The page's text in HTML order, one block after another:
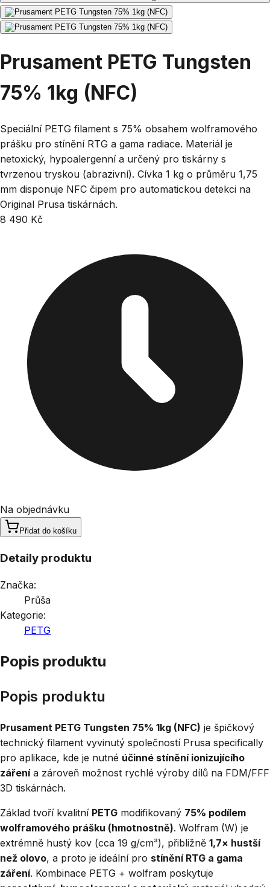
Prusament PETG Tungsten
75% 1kg (NFC)
Speciální PETG filament s 75% obsahem wolframového
prášku pro stínění RTG a gama radiace. Materiál je
netoxický, hypoalergenní a určený pro tiskárny s
tvrzenou tryskou (abrazivní). Cívka 1 kg o průměru 1,75
mm disponuje NFC čipem pro automatickou detekci na
Original Prusa tiskárnách.
8 490 Kč
Na objednávku
Přidat do košíku
Detaily produktu
Značka:
Průša
Kategorie:
PETG
Popis produktu
Popis produktu
Prusament PETG Tungsten 75% 1kg (NFC) je špičkový
technický filament vyvinutý společností Prusa specifically
pro aplikace, kde je nutné účinné stínění ionizujícího
zářenía zároveň možnost rychlé výroby dílů na FDM/FFF
3D tiskárnách.
Základ tvoří kvalitní PETG modifikovaný 75% podílem
wolframového prášku (hmotnostně). Wolfram (W) je
extrémně hustý kov (cca 19 g/cm³), přibližně 1,7× hustší
než olovo, a proto je ideální pro stínění RTG a gama
záření. Kombinace PETG + wolfram poskytuje